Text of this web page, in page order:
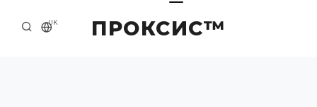
ПРОКСИС™
UK